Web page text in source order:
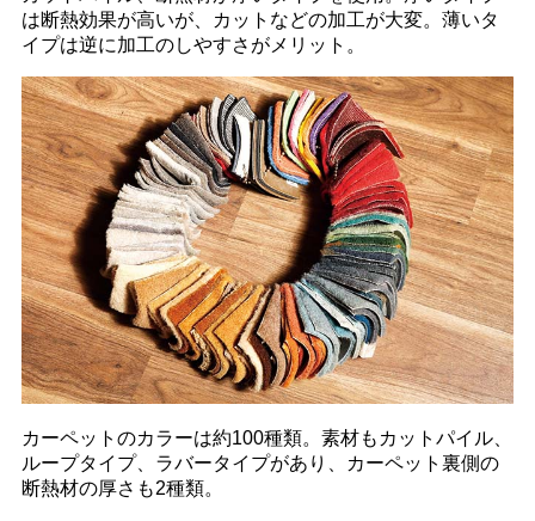
は断熱効果が高いが、カットなどの加工が大変。薄いタ
イプは逆に加工のしやすさがメリット。
カーペットのカラーは約100種類。素材もカットパイル、
ループタイプ、ラバータイプがあり、カーペット裏側の
断熱材の厚さも2種類。